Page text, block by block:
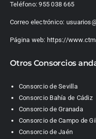
Teléfono:955 038 665
Correo electrónico:
Página web: https://
Otros Consorcios
Consorcio de Sevilla
Consorcio Bahía de Cádiz
Consorcio de Granada
Consorcio de Campo de
Consorcio de Jaén